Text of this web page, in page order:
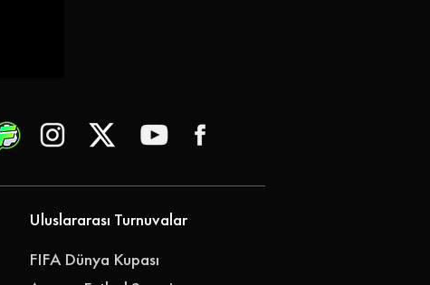
Uluslararası Turnuvalar
FIFA Dünya Kupası